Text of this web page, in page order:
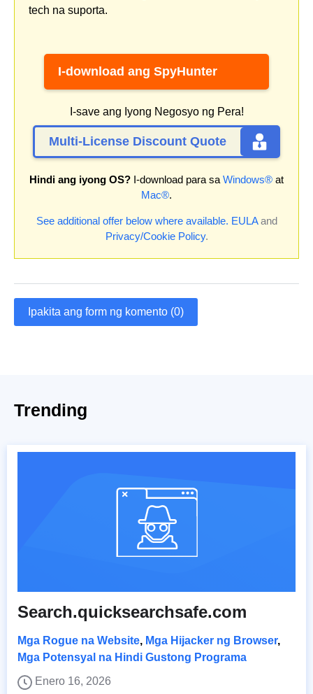
tech na suporta.
I-download ang SpyHunter
I-save ang Iyong Negosyo ng Pera!
Multi-License Discount Quote
Hindi ang iyong OS? I-download para sa Windows® at
Mac®.
See additional offer below where available. EULAand
Privacy/Cookie Policy.
Ipakita ang form ng komento (0)
Trending
Search.quicksearchsafe.com
Mga Rogue na Website, Mga Hijacker ng Browser,
Mga Potensyal na Hindi Gustong Programa
Enero 16, 2026